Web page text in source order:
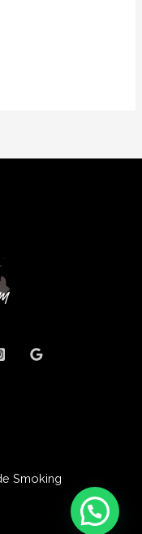
Smoking